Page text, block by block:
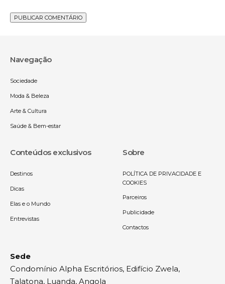
Navegação
Sociedade
Moda & Beleza
Arte & Cultura
Saúde & Bem-estar
Conteúdos exclusivos
Destinos
Dicas
Elas e o Mundo
Entrevistas
Sobre
POLÍTICA DE PRIVACIDADE E
COOKIES
Parceiros
Publicidade
Contactos
Sede
Condomínio Alpha Escritórios, Edifício Zwela,
Talatona, Luanda, Angola